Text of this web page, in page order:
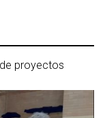
proyectos